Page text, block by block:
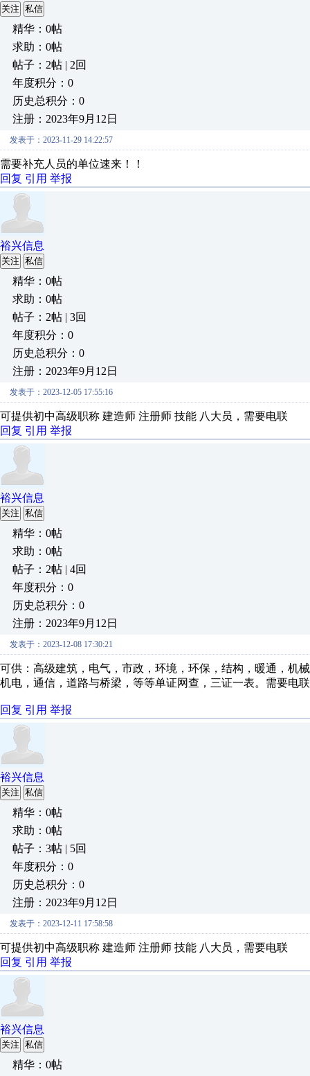
关注 私信
精华：0帖
求助：0帖
帖子：2帖 | 2回
年度积分：0
历史总积分：0
注册：2023年9月12日
发表于：2023-11-29 14:22:57
需要补充人员的单位速来！！
回复 引用 举报
裕兴信息
关注 私信
精华：0帖
求助：0帖
帖子：2帖 | 3回
年度积分：0
历史总积分：0
注册：2023年9月12日
发表于：2023-12-05 17:55:16
可提供初中高级职称 建造师 注册师 技能 八大员，需要电联
回复 引用 举报
裕兴信息
关注 私信
精华：0帖
求助：0帖
帖子：2帖 | 4回
年度积分：0
历史总积分：0
注册：2023年9月12日
发表于：2023-12-08 17:30:21
可供：高级建筑，电气，市政，环境，环保，结构，暖通，机
机电，通信，道路与桥梁，等等单证网查，三证一表。需要电联
回复 引用 举报
裕兴信息
关注 私信
精华：0帖
求助：0帖
帖子：3帖 | 5回
年度积分：0
历史总积分：0
注册：2023年9月12日
发表于：2023-12-11 17:58:58
可提供初中高级职称 建造师 注册师 技能 八大员，需要电联
回复 引用 举报
裕兴信息
关注 私信
精华：0帖